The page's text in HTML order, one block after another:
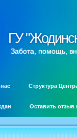
ГУ
ГУ
Забота, помощь,
Структура
Оставить отзыв